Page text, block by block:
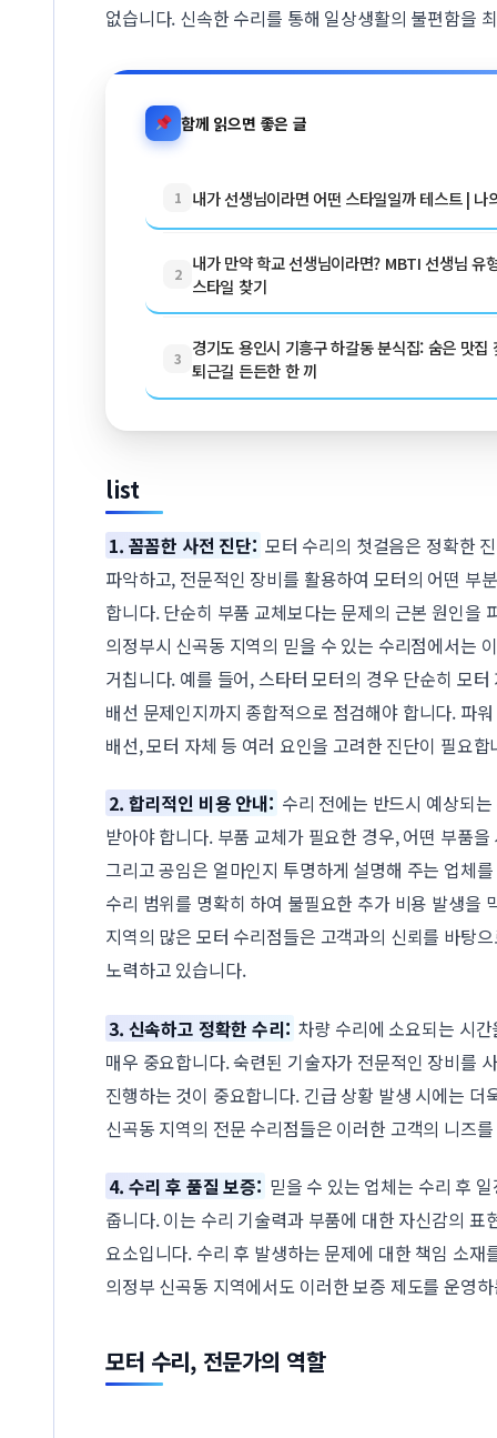
없습니다. 신속한 수리를 통해 일상생활의 불편함을
함께 읽으면 좋은 글
1 내가 선생님이라면 어떤 스타일일까 테스트 | 나
2
내가 만약 학교 선생님이라면? MBTI 선생님 유
스타일 찾기
3
경기도 용인시 기흥구 하갈동 분식집: 숨은 맛
퇴근길 든든한 한 끼
list
1. 꼼꼼한 사전 진단: 모터 수리의 첫걸음은 정확한
파악하고, 전문적인 장비를 활용하여 모터의 어떤 부
합니다. 단순히 부품 교체보다는 문제의 근본 원인을
의정부시 신곡동 지역의 믿을 수 있는 수리점에서는
거칩니다. 예를 들어, 스타터 모터의 경우 단순히 모
배선 문제인지까지 종합적으로 점검해야 합니다. 파
배선, 모터 자체 등 여러 요인을 고려한 진단이 필요합
2. 합리적인 비용 안내: 수리 전에는 반드시 예상되
받아야 합니다. 부품 교체가 필요한 경우, 어떤 부품
그리고 공임은 얼마인지 투명하게 설명해 주는 업체
수리 범위를 명확히 하여 불필요한 추가 비용 발생을
지역의 많은 모터 수리점들은 고객과의 신뢰를 바탕
노력하고 있습니다.
3. 신속하고 정확한 수리: 차량 수리에 소요되는 시
매우 중요합니다. 숙련된 기술자가 전문적인 장비를
진행하는 것이 중요합니다. 긴급 상황 발생 시에는 더
신곡동 지역의 전문 수리점들은 이러한 고객의 니즈
4. 수리 후 품질 보증: 믿을 수 있는 업체는 수리 후
줍니다. 이는 수리 기술력과 부품에 대한 자신감의 표
요소입니다. 수리 후 발생하는 문제에 대한 책임 소재
의정부 신곡동 지역에서도 이러한 보증 제도를 운영
모터 수리, 전문가의 역할